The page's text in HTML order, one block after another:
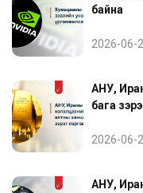
байна
2026-06-
АНУ,
бага
2026-06-
АНУ,